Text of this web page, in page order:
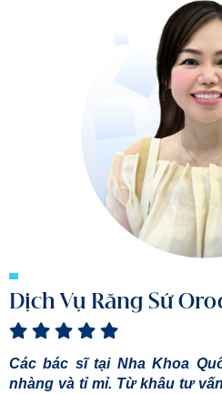
Dịch Vụ Răng Sứ
Các bác sĩ tại Nha Khoa
nhàng và tỉ mỉ. Từ khâu tư